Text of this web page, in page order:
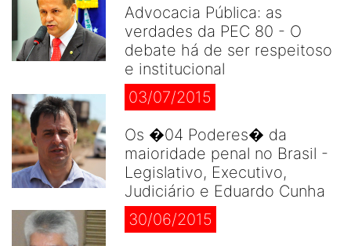
Advocacia Pública: as
verdades da PEC 80 - O
debate há de ser respeitoso
e institucional
03/07/2015
Os �04 Poderes� da
maioridade penal no Brasil -
Legislativo, Executivo,
Judiciário e Eduardo Cunha
30/06/2015